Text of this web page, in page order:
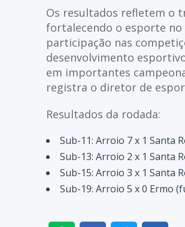
Os resultados refletem o
fortalecendo o esporte no
participação nas
desenvolvimento
em importantes
registra o diretor de
Resultados da rodada:
Sub-11: Arroio 7 x 1 Santa
Sub-13: Arroio 2 x 1 Santa
Sub-15: Arroio 3 x 1 Santa
Sub-19: Arroio 5 x 0 Ermo